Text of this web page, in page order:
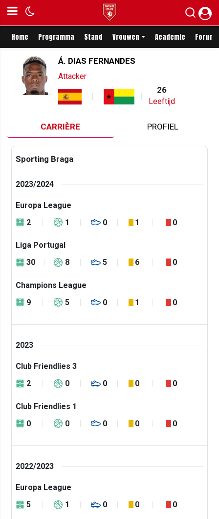
Home Programma Stand Vrouwen Academie Forum
Á. DIAS FERNANDES
Attacker
26
Leeftijd
CARRIÈRE PROFIEL
Sporting Braga
2023/2024
Europa League
2
1 0 1 0
Liga Portugal
30
8 5 6 0
Champions League
9
5 0 1 0
2023
Club Friendlies 3
2
0 0 0 0
Club Friendlies 1
0
0 0 0 0
2022/2023
Europa League
5
1 0 0 0